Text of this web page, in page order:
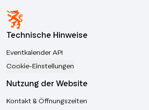
Technische Hinweise
Eventkalender API
Cookie-Einstellungen
Nutzung der Website
Kontakt & Öffnungszeiten